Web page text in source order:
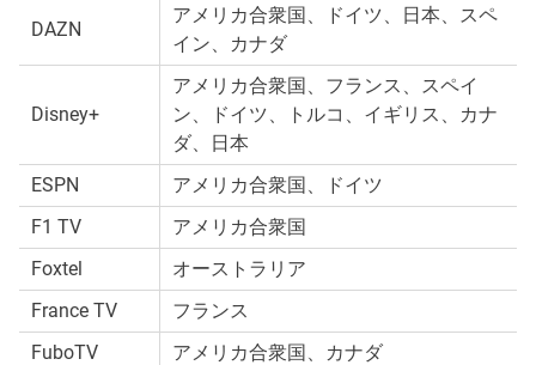
DAZN
アメリカ合衆国、ドイツ、日本、スペ
イン、カナダ
Disney+
アメリカ合衆国、フランス、スペイ
ン、ドイツ、トルコ、イギリス、カナ
ダ、日本
ESPN
アメリカ合衆国、ドイツ
F1 TV
アメリカ合衆国
Foxtel
オーストラリア
France TV
フランス
FuboTV
アメリカ合衆国、カナダ